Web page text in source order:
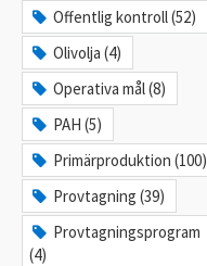
Offentlig kontroll (52)
Olivolja (4)
Operativa mål (8)
PAH (5)
Primärproduktion (100)
Provtagning (39)
Provtagningsprogram
(4)